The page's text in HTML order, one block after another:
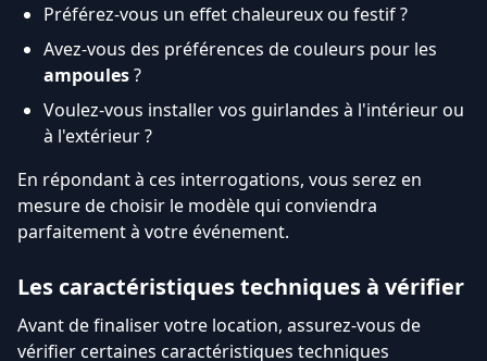
Préférez-vous un effet chaleureux ou festif ?
Avez-vous des préférences de couleurs pour les
ampoules?
Voulez-vous installer vos guirlandes à l'intérieur ou
à l'extérieur ?
En répondant à ces interrogations, vous serez en
mesure de choisir le modèle qui conviendra
parfaitement à votre événement.
Les caractéristiques techniques à vérifier
Avant de finaliser votre location, assurez-vous de
vérifier certaines caractéristiques techniques